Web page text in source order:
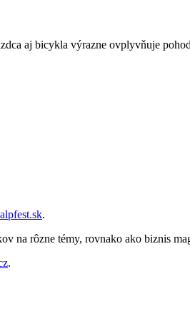
aj bicykla výrazne ovplyvňuje
.
na rôzne témy, rovnako ako biznis
.